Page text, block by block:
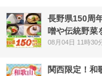
長野県150周
噌や伝統野菜
08月04日 11時30
関西限定！和